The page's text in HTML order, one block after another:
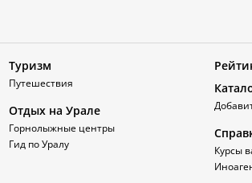
Туризм
Путешествия
Отдых на Урале
Горнолыжные центры
Гид по Уралу
Курсы